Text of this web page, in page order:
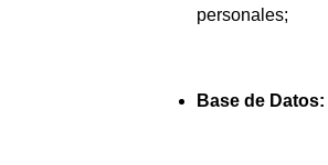
personales;
Base de Datos: